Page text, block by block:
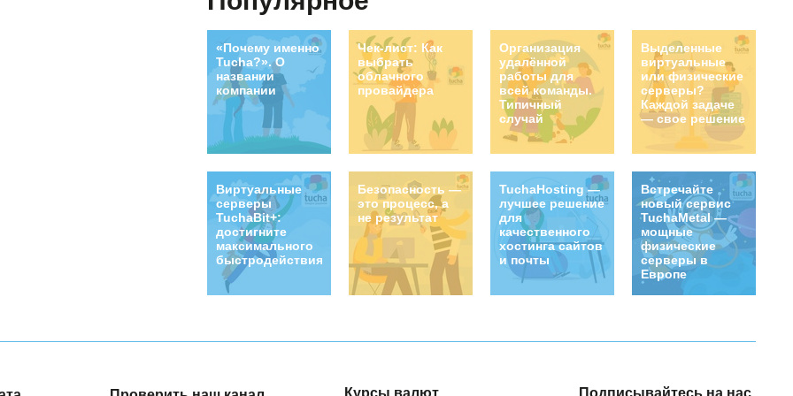
«Почему именно
Tucha?». О
названии
компании
Чек-лист: Как
выбрать
облачного
провайдера
Организация
удалённой
работы для
всей команды.
Типичный
случай
Выделенные
виртуальные
или физические
серверы?
Каждой задаче
— свое решение
Виртуальные
серверы
TuchaBit+:
достигните
максимального
быстродействия!
Безопасность —
это процесс, а
не результат
TuchaHosting —
лучшее решение
для
качественного
хостинга сайтов
и почты
Встречайте
новый сервис
TuchaMetal —
мощные
физические
серверы в
Европе
Курсы валют Подписывайтесь на нас